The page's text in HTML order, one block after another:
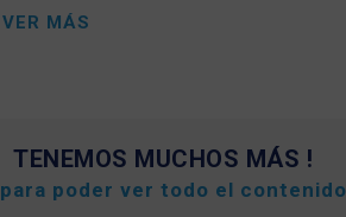
VER MÁS
TENEMOS MUCHOS MÁS !
para poder ver todo el